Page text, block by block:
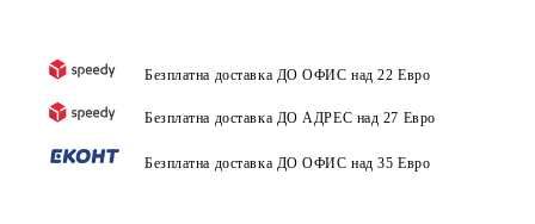
Безплатна доставка ДО ОФИС над 22 Евро
Безплатна доставка ДО АДРЕС над 27 Евро
Безплатна доставка ДО ОФИС над 35 Евро